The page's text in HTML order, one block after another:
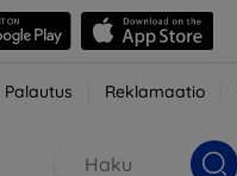
Palautus Reklamaatio